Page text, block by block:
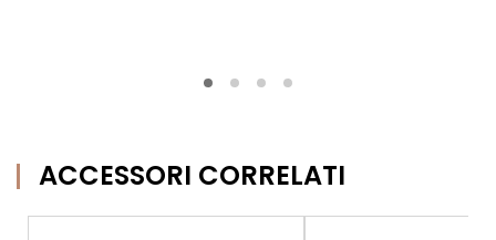
ACCESSORI CORRELATI